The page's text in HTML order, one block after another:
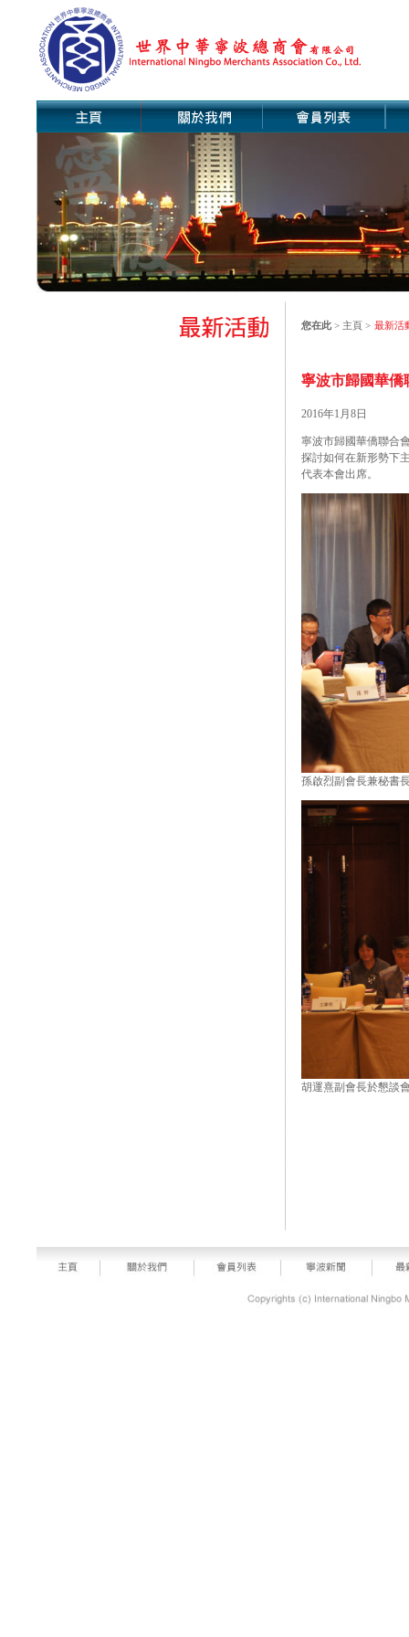
您在此> 主頁 > 最新活
寧波市歸國華僑
2016年1月8日
寧波市歸國華僑聯合
探討如何在新形勢下
代表本會出席。
孫啟烈副會長兼秘書
胡運熹副會長於懇談